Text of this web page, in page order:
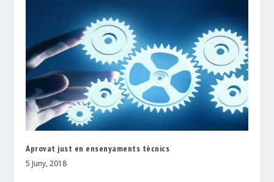
Aprovat just en ensenyaments tècnics
5 Juny, 2018